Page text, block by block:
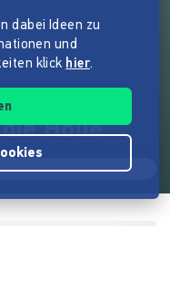
die Hölle
dabei Ideen zu
und
klick hier.